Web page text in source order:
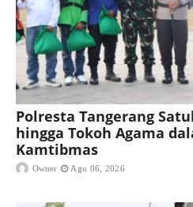
Polresta Tangerang
hingga Tokoh Agama
Kamtibmas
Owner Agu 06, 2026